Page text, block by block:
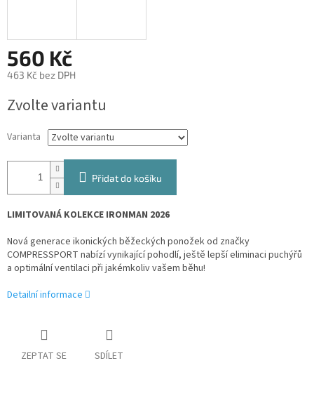
560 Kč
463 Kč bez DPH
cena:
Zvolte variantu
Varianta
Přidat do košíku
LIMITOVANÁ KOLEKCE IRONMAN 2026
Nová generace ikonických běžeckých ponožek od značky
COMPRESSPORT nabízí vynikající pohodlí, ještě lepší eliminaci puchýřů
a optimální ventilaci při jakémkoliv vašem běhu!
Detailní informace
ZEPTAT SE SDÍLET